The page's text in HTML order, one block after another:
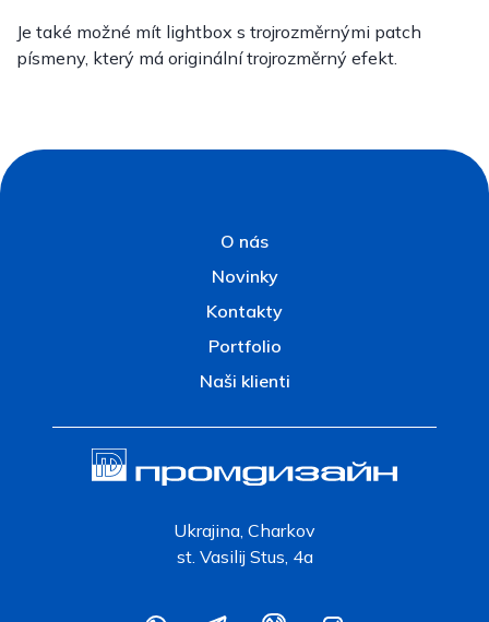
Je také možné mít lightbox s trojrozměrnými patch
písmeny, který má originální trojrozměrný efekt.
O nás
Novinky
Kontakty
Portfolio
Naši klienti
Ukrajina, Charkov
st. Vasilij Stus, 4a